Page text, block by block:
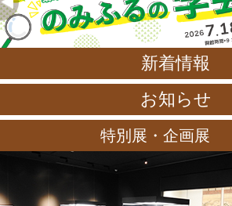
特別展・企画展
新着情報
お知らせ